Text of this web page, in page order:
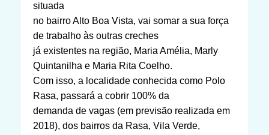
situada
no bairroAlto Boa Vista, vai somar a sua força
de trabalho às outras creches
já existentes na região, Maria Amélia, Marly
Quintanilha e Maria Rita Coelho.
Com isso, a localidade conhecida como Polo
Rasa, passará a cobrir 100% da
demanda de vagas (em previsão realizada em
2018), dos bairros da Rasa, Vila Verde,